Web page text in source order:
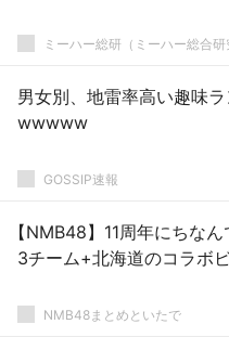
ミーハー総研（ミーハー総合研
男女別、地雷率高い趣味
wwwww
GOSSIP速報
【NMB48】11周年にちな
3チーム+北海道のコラボ
NMB48まとめといたで